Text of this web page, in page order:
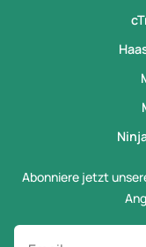
Abonniere jetzt